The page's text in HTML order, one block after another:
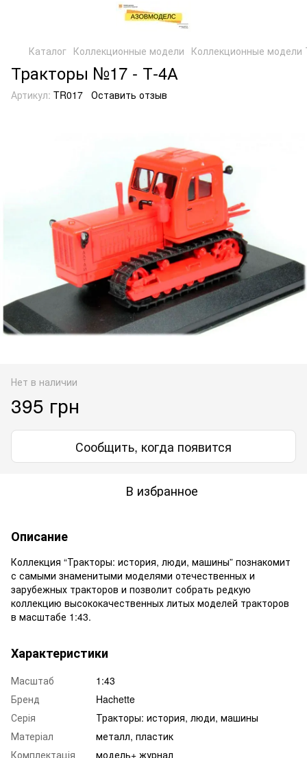
Каталог Коллекционные модели Коллекционные
Тракторы №17 - Т-4А
Артикул: TR017 Оставить отзыв
Нет в наличии
395 грн
Сообщить, когда появится
В избранное
Описание
Коллекция “Тракторы: история, люди, машины” познакомит
с самыми знаменитыми моделями отечественных и
зарубежных тракторов и позволит собрать редкую
коллекцию высококачественных литых моделей тракторов
в масштабе 1:43.
Характеристики
Масштаб
1:43
Бренд
Hachette
Серія
Тракторы: история, люди, машины
Матеріал
металл, пластик
Комплектація
модель+ журнал